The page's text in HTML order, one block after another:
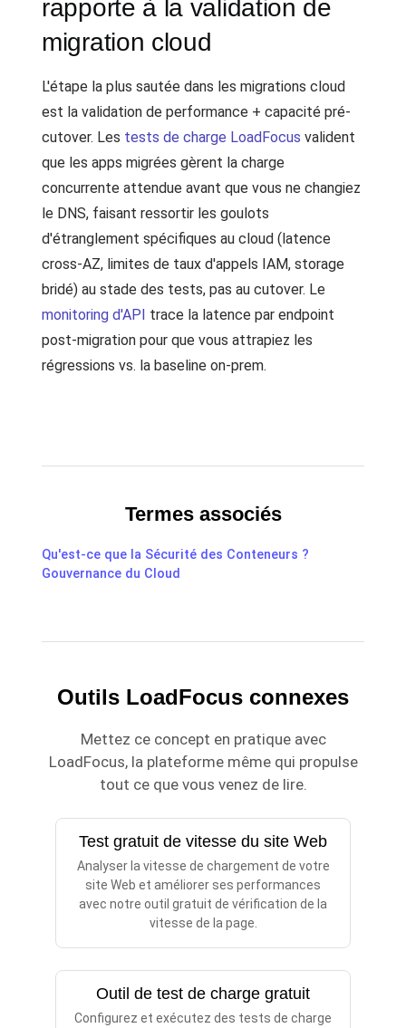
rapporte à la validation de
migration cloud
L'étape la plus sautée dans les migrations cloud
est la validation de performance + capacité pré-
cutover. Les tests de charge LoadFocus valident
que les apps migrées gèrent la charge
concurrente attendue avant que vous ne changiez
le DNS, faisant ressortir les goulots
d'étranglement spécifiques au cloud (latence
cross-AZ, limites de taux d'appels IAM, storage
bridé) au stade des tests, pas au cutover. Le
monitoring d'API trace la latence par endpoint
post-migration pour que vous attrapiez les
régressions vs. la baseline on-prem.
Termes associés
Qu'est-ce que la Sécurité des Conteneurs ?
Gouvernance du Cloud
Outils LoadFocus connexes
Mettez ce concept en pratique avec
LoadFocus, la plateforme même qui propulse
tout ce que vous venez de lire.
Test gratuit de vitesse du site Web
Analyser la vitesse de chargement de votre
site Web et améliorer ses performances
avec notre outil gratuit de vérification de la
vitesse de la page.
Outil de test de charge gratuit
Configurez et exécutez des tests de charge